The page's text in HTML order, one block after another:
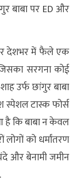
बाबा पर ED और
देशभर में फैले एक
सरगना कोई
उर्फ छांगुर बाबा
स्पेशल टास्क फोर्स
कि बाबा न केवल
को धर्मांतरण
और बेनामी जमीन